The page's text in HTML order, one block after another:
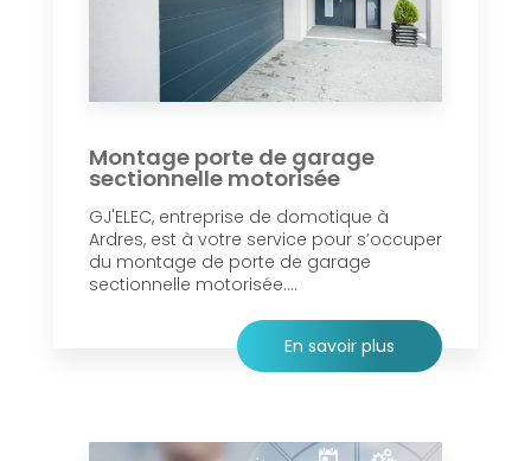
Montage porte de garage
sectionnelle motorisée
GJ'ELEC, entreprise de domotique à
Ardres, est à votre service pour s’occuper
du montage de porte de garage
sectionnelle motorisée....
En savoir plus